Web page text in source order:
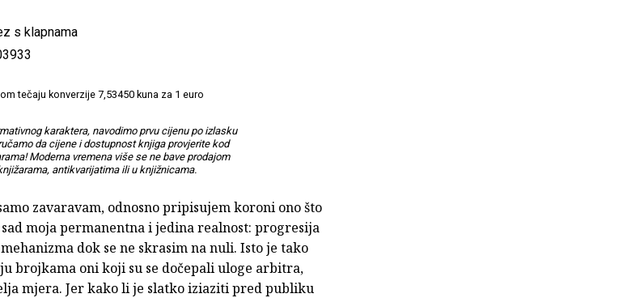
s klapnama
tečaju konverzije 7,53450 kuna za 1 euro
karaktera, navodimo prvu cijenu po izlasku
da cijene i dostupnost knjiga provjerite kod
Moderna vremena više se ne bave prodajom
antikvarijatima ili u knjižnicama.
zavaravam, odnosno pripisujem koroni ono što
moja permanentna i jedina realnost: progresija
dok se ne skrasim na nuli. Isto je tako
brojkama oni koji su se dočepali uloge arbitra,
mjera. Jer kako li je slatko iziaziti pred publiku